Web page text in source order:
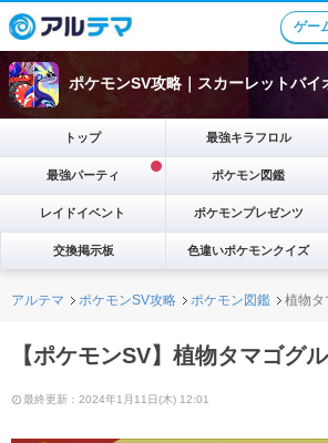
ゲー
ポケモンSV攻略｜スカーレットバイ
トップ 最強キラフロル
最強パーティ ポケモン図鑑
レイドイベント ポケモンプレゼンツ
交換掲示板 色違いポケモンクイズ
アルテマ ポケモンSV攻略 ポケモン図鑑 植物タ
【ポケモンSV】植物タマゴグ
最終更新：2024年1月11日(木) 12:01